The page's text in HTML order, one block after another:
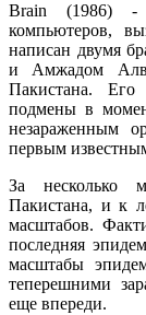
Brain (1986) -
компьютеров,
написан двумя
и Амжадом
Пакистана.
подмены в
незараженным
первым
За несколько
Пакистана, и к
масштабов.
последняя
масштабы
теперешними
еще впереди.